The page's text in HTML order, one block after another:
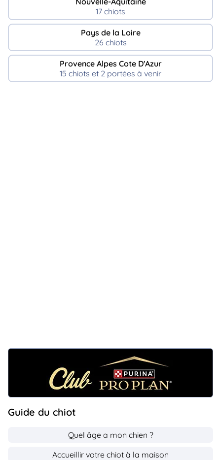
17 chiots
Pays de la Loire
26 chiots
Provence Alpes Cote D'Azur
15 chiots et 2 portées à venir
Guide du chiot
Quel âge a mon chien ?
Accueillir votre chiot à la maison